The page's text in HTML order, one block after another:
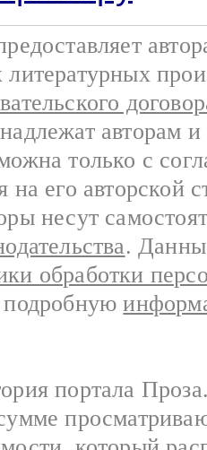
авторам
только с
на его авторской
несут
.
обработки
подробную
портала